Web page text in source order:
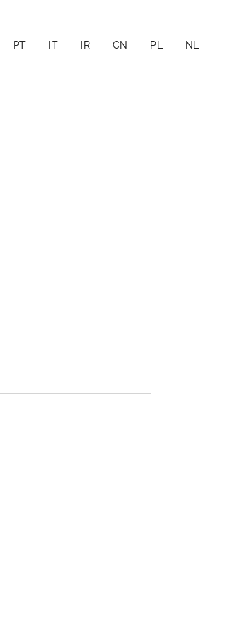
PT IT IR CN PL NL